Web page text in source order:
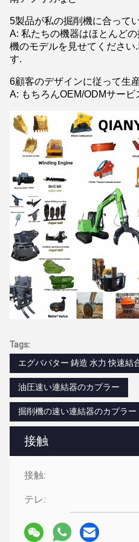
接触
接触:
テレ:
5製品が私の掘削機に合って
A: 私たちの機器はほとんど
機のモデルを見せてください
す.
6顧客のデザインに従って生
A: もちろんOEM/ODMサービ
Tags:
エグババター 鋳造 水力 快速結
油圧速い連結器のカプラー
掘削機の速い連結器のカプラー